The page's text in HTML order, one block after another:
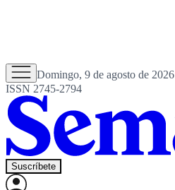
Domingo, 9 de agosto de 2026
ISSN 2745-2794
Suscríbete